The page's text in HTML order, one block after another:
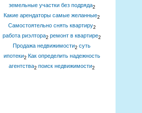
земельные участки без подряда2
Какие арендаторы самые желанные2
Самостоятельно снять квартиру2
работа риэлтора2 ремонт в квартире2
Продажа недвижимости2 суть
ипотеки2 Как определить надежность
агентства2 поиск недвижимости2